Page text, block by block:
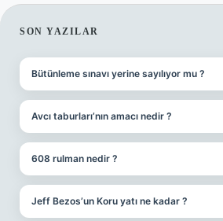
SIDEBAR
SON YAZILAR
Bütünleme sınavı yerine sayılıyor mu ?
Avcı taburları’nın amacı nedir ?
608 rulman nedir ?
Jeff Bezos’un Koru yatı ne kadar ?